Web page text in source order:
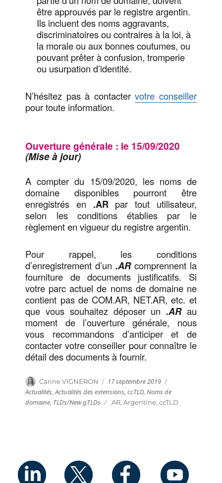
être approuvés par le registre argentin.
Ils incluent des noms aggravants,
discriminatoires ou contraires à la loi, à
la morale ou aux bonnes coutumes, ou
pouvant prêter à confusion, tromperie
ou usurpation d’identité.
N’hésitez pas à contactervotre conseiller
pour toute information.
Ouverture générale : le 15/09/2020
(Mise à jour)
A compter du 15/09/2020, les noms de
domaine disponibles pourront être
enregistrés en .ARpar tout utilisateur,
selon les conditions établies par le
règlement en vigueur du registre argentin.
Pour rappel, les conditions
d’enregistrement d’un .ARcomprennent la
fourniture de documents justificatifs. Si
votre parc actuel de noms de domaine ne
contient pas de COM.AR, NET.AR, etc. et
que vous souhaitez déposer un .ARau
moment de l’ouverture générale, nous
vous recommandons d’anticiper et de
contacter votre conseiller pour connaître le
détail des documents à fournir.
Auteur
Carine VIGNERON Publié
le
17 septembre 2019
Actualités,Actualités des extensions,ccTLD,Noms de
domaine, TLDs/New gTLDs Étiquettes
.AR,Argentine,ccTLD